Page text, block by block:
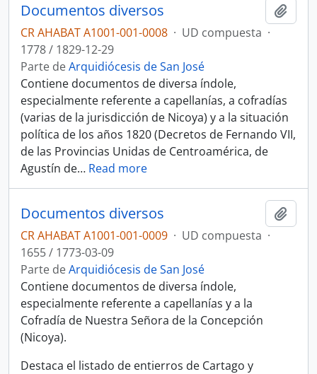
Documentos diversos
CR AHABAT A1001-001-0008 · UD compuesta ·
1778 / 1829-12-29
Parte deArquidiócesis de San José
Contiene documentos de diversa índole,
especialmente referente a capellanías, a cofradías
(varias de la jurisdicción de Nicoya) y a la situación
política de los años 1820 (Decretos de Fernando VII,
de las Provincias Unidas de Centroamérica, de
Agustín de… Read more
Documentos diversos
CR AHABAT A1001-001-0009 · UD compuesta ·
1655 / 1773-03-09
Parte deArquidiócesis de San José
Contiene documentos de diversa índole,
especialmente referente a capellanías y a la
Cofradía de Nuestra Señora de la Concepción
(Nicoya).
Destaca el listado de entierros de Cartago y